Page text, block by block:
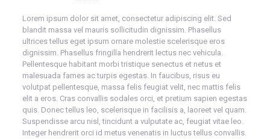
Lorem ipsum dolor sit amet, consectetur adipiscing elit. Sed
blandit massa vel mauris sollicitudin dignissim. Phasellus
ultrices tellus eget ipsum ornare molestie scelerisque eros
dignissim. Phasellus fringilla hendrerit lectus nec vehicula.
Pellentesque habitant morbi tristique senectus et netus et
malesuada fames ac turpis egestas. In faucibus, risus eu
volutpat pellentesque, massa felis feugiat velit, nec mattis felis
elit a eros. Cras convallis sodales orci, et pretium sapien egestas
quis. Donec tellus leo, scelerisque in facilisis a, laoreet vel quam.
Suspendisse arcu nisl, tincidunt a vulputate ac, feugiat vitae leo.
Integer hendrerit orci id metus venenatis in luctus tellus convallis.